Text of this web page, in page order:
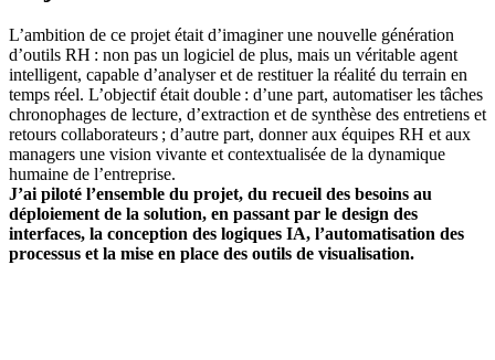
L’ambition de ce projet était d’imaginer une nouvelle génération
d’outils RH : non pas un logiciel de plus, mais un véritable agent
intelligent, capable d’analyser et de restituer la réalité du terrain en
temps réel. L’objectif était double : d’une part, automatiser les tâches
chronophages de lecture, d’extraction et de synthèse des entretiens et
retours collaborateurs ; d’autre part, donner aux équipes RH et aux
managers une vision vivante et contextualisée de la dynamique
humaine de l’entreprise.
J’ai piloté l’ensemble du projet, du recueil des besoins au
déploiement de la solution, en passant par le design des
interfaces, la conception des logiques IA, l’automatisation des
processus et la mise en place des outils de visualisation.